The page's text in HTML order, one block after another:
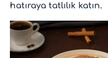
hatıraya tatlılık katın.